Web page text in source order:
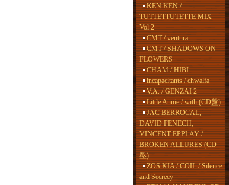
KEN KEN /
TUTTETTUTETTE MIX
Vol.2
CMT / ventura
CMT / SHADOWS ON
FLOWERS
CHAM / HIBI
incapacitants / chwalfa
V.A. / GENZAI 2
Little Annie / with (CD盤)
JAC BERROCAL,
DAVID FENECH,
VINCENT EPPLAY /
BROKEN ALLURES (CD
盤)
ZOS KIA / COIL / Silence
and Secrecy